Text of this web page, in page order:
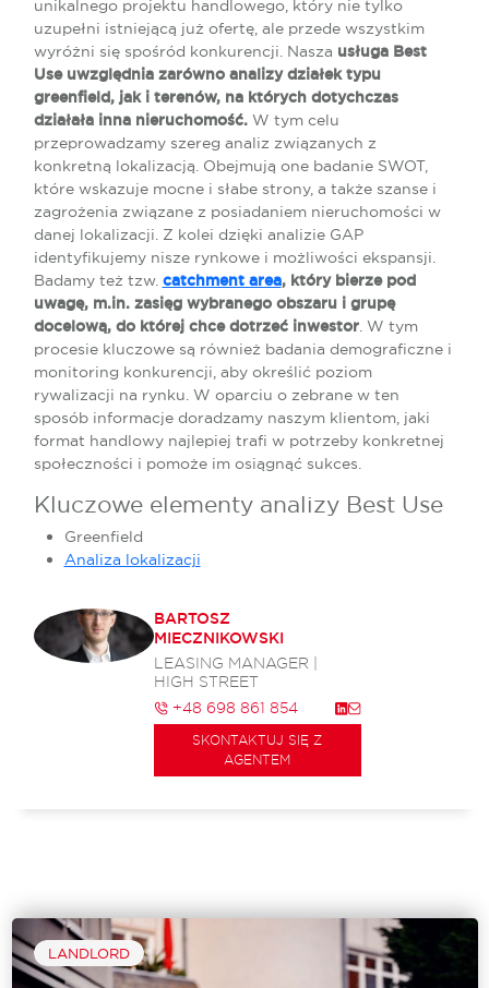
unikalnego projektu handlowego, który nie tylko
uzupełni istniejącą już ofertę, ale przede wszystkim
wyróżni się spośród konkurencji. Nasza usługa Best
Use uwzględnia zarówno analizy działek typu
greenfield, jak i terenów, na których dotychczas
działała inna nieruchomość.W tym celu
przeprowadzamy szereg analiz związanych z
konkretną lokalizacją. Obejmują one badanie SWOT,
które wskazuje mocne i słabe strony, a także szanse i
zagrożenia związane z posiadaniem nieruchomości w
danej lokalizacji. Z kolei dzięki analizie GAP
identyfikujemy nisze rynkowe i możliwości ekspansji.
Badamy też tzw. catchment area, który bierze pod
uwagę, m.in. zasięg wybranego obszaru i grupę
docelową, do której chce dotrzeć inwestor. W tym
procesie kluczowe są również badania demograficzne i
monitoring konkurencji, aby określić poziom
rywalizacji na rynku. W oparciu o zebrane w ten
sposób informacje doradzamy naszym klientom, jaki
format handlowy najlepiej trafi w potrzeby konkretnej
społeczności i pomoże im osiągnąć sukces.
Kluczowe elementy analizy Best Use
Greenfield
Analiza lokalizacji
BARTOSZ
MIECZNIKOWSKI
LEASING MANAGER |
HIGH STREET
+48 698 861 854
SKONTAKTUJ SIĘ Z
AGENTEM
LANDLORD